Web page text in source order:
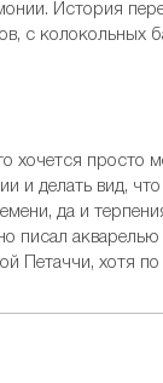
История
с колокольных
хочется просто
и делать вид,
да и
писал
хотя по